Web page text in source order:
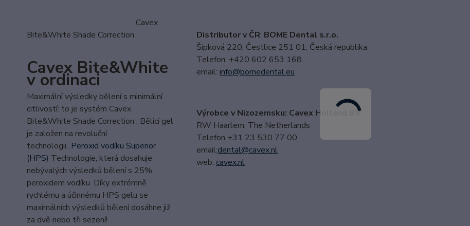
Cavex
Bite&White Shade Correction
Cavex Bite&White
v ordinaci
Maximální výsledky bělení s minimální
citlivostí: to je systém Cavex
Bite&White Shade Correction . Bělicí gel
je založen na revoluční
technologii...Peroxid vodíku Superior
(HPS) Technologie, která dosahuje
nebývalých výsledků bělení s 25%
peroxidem vodíku. Díky extrémně
rychlému a účinnému HPS gelu se
maximálních výsledků bělení dosáhne již
za dvě nebo tři sezení!
Distributor v ČR: BOME Dental s.r.o.
Šípková 220, Čestlice 251 01, Česká republika
Telefon: +420 602 653 168
email: info@bomedental.eu
Výrobce v Nizozemsku: Cavex Holland BV
RW Haarlem, The Netherlands
Telefon +31 23 530 77 00
email:dental@cavex.nl
web: cavex.nl